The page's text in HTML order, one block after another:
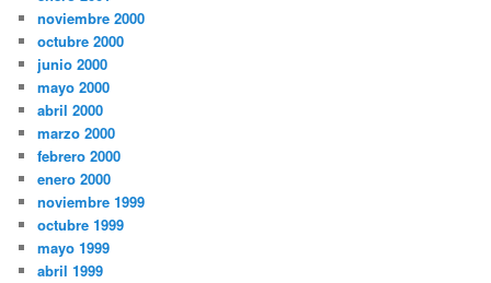
noviembre 2000
octubre 2000
junio 2000
mayo 2000
abril 2000
marzo 2000
febrero 2000
enero 2000
noviembre 1999
octubre 1999
mayo 1999
abril 1999